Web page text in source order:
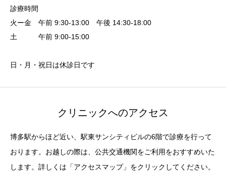
診療時間
火ー金 午前 9:30-13:00 午後 14:30-18:00
土 午前 9:00-15:00
日・月・祝日は休診日です
クリニックへのアクセス
博多駅からほど近い、駅東サンシティビルの6階で診療を行って
おります。お越しの際は、公共交通機関をご利用をおすすめいた
します。詳しくは「アクセスマップ」をクリックしてください。